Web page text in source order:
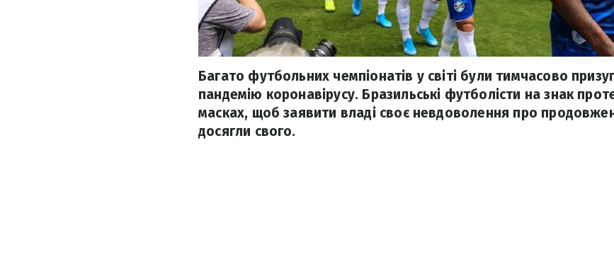
Багато футбольних чемпіонатів у світі були тимчасово
пандемію коронавірусу. Бразильські футболісти на знак
масках, щоб заявити владі своє невдоволення про
досягли свого.